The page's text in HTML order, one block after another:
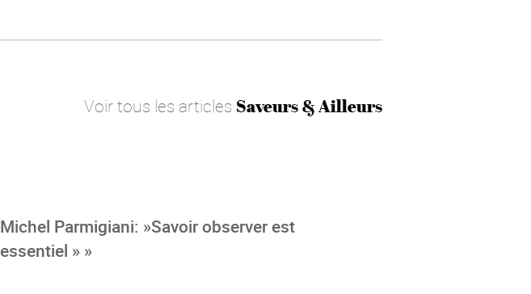
Voir tous les articles Saveurs & Ailleurs
Michel Parmigiani: »Savoir observer est
essentiel » »